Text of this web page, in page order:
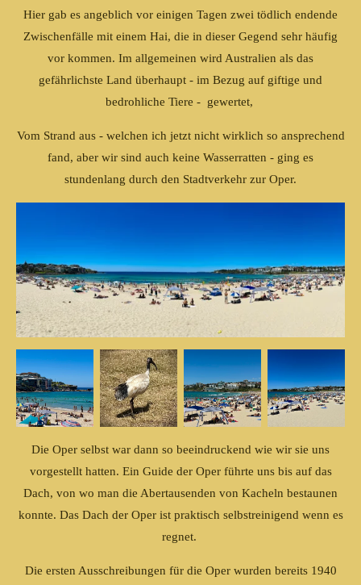
Hier gab es angeblich vor einigen Tagen zwei tödlich endende
Zwischenfälle mit einem Hai, die in dieser Gegend sehr häufig
vor kommen. Im allgemeinen wird Australien als das
gefährlichste Land überhaupt - im Bezug auf giftige und
bedrohliche Tiere - gewertet,
Vom Strand aus - welchen ich jetzt nicht wirklich so ansprechend
fand, aber wir sind auch keine Wasserratten - ging es
stundenlang durch den Stadtverkehr zur Oper.
Die Oper selbst war dann so beeindruckend wie wir sie uns
vorgestellt hatten. Ein Guide der Oper führte uns bis auf das
Dach, von wo man die Abertausenden von Kacheln bestaunen
konnte. Das Dach der Oper ist praktisch selbstreinigend wenn es
regnet.
Die ersten Ausschreibungen für die Oper wurden bereits 1940